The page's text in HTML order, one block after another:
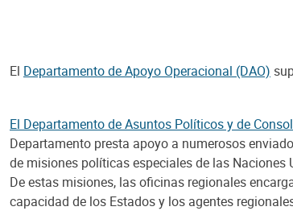
El Departamento de Apoyo Operacional (DAO)
El Departamento de Asuntos Políticos y de
Departamento presta apoyo a numerosos
de misiones políticas especiales de las
De estas misiones, las oficinas regionales
capacidad de los Estados y los agentes